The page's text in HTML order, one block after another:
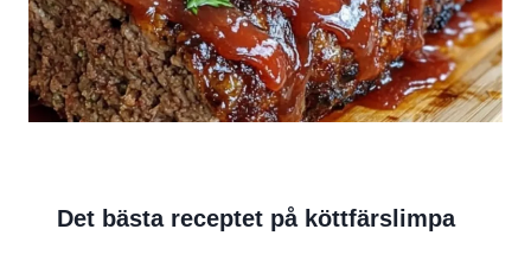
Det bästa receptet på köttfärslimpa